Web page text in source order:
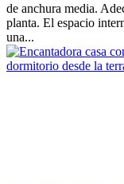
de anchura media.
planta. El espacio
una...